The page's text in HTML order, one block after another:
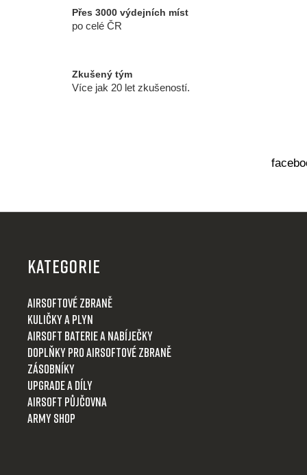
k
i
Přes 3000 výdejních míst
po celé ČR
Zkušený tým
Více jak 20 let zkušeností.
KATEGORIE
Airsoftové zbraně
Kuličky a plyn
Airsoft baterie a nabíječky
Doplňky pro airsoftové zbraně
Zásobníky
Upgrade a díly
Airsoft půjčovna
Army shop